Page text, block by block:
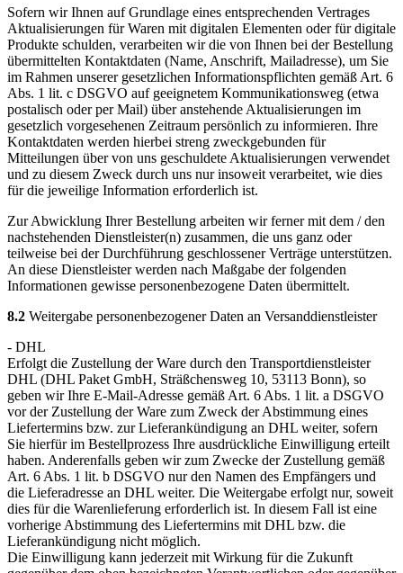
Sofern wir Ihnen auf Grundlage eines entsprechenden Vertrages
Aktualisierungen für Waren mit digitalen Elementen oder für digitale
Produkte schulden, verarbeiten wir die von Ihnen bei der Bestellung
übermittelten Kontaktdaten (Name, Anschrift, Mailadresse), um Sie
im Rahmen unserer gesetzlichen Informationspflichten gemäß Art. 6
Abs. 1 lit. c DSGVO auf geeignetem Kommunikationsweg (etwa
postalisch oder per Mail) über anstehende Aktualisierungen im
gesetzlich vorgesehenen Zeitraum persönlich zu informieren. Ihre
Kontaktdaten werden hierbei streng zweckgebunden für
Mitteilungen über von uns geschuldete Aktualisierungen verwendet
und zu diesem Zweck durch uns nur insoweit verarbeitet, wie dies
für die jeweilige Information erforderlich ist.
Zur Abwicklung Ihrer Bestellung arbeiten wir ferner mit dem / den
nachstehenden Dienstleister(n) zusammen, die uns ganz oder
teilweise bei der Durchführung geschlossener Verträge unterstützen.
An diese Dienstleister werden nach Maßgabe der folgenden
Informationen gewisse personenbezogene Daten übermittelt.
8.2 Weitergabe personenbezogener Daten an Versanddienstleister
- DHL
Erfolgt die Zustellung der Ware durch den Transportdienstleister
DHL (DHL Paket GmbH, Sträßchensweg 10, 53113 Bonn), so
geben wir Ihre E-Mail-Adresse gemäß Art. 6 Abs. 1 lit. a DSGVO
vor der Zustellung der Ware zum Zweck der Abstimmung eines
Liefertermins bzw. zur Lieferankündigung an DHL weiter, sofern
Sie hierfür im Bestellprozess Ihre ausdrückliche Einwilligung erteilt
haben. Anderenfalls geben wir zum Zwecke der Zustellung gemäß
Art. 6 Abs. 1 lit. b DSGVO nur den Namen des Empfängers und
die Lieferadresse an DHL weiter. Die Weitergabe erfolgt nur, soweit
dies für die Warenlieferung erforderlich ist. In diesem Fall ist eine
vorherige Abstimmung des Liefertermins mit DHL bzw. die
Lieferankündigung nicht möglich.
Die Einwilligung kann jederzeit mit Wirkung für die Zukunft